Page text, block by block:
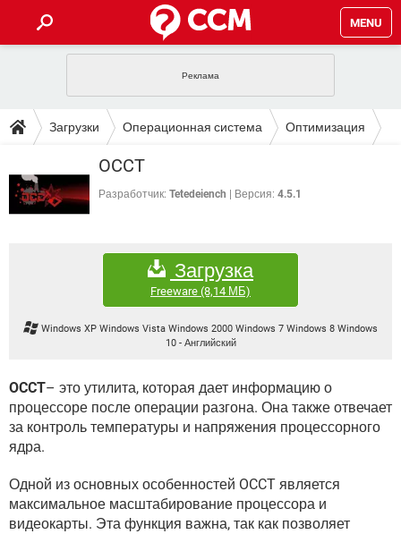
MENU
INSTAGRAM FACEBOOK
ВКОНТАКТЕ ВИДЕО
ПОЛЕЗНЫЕ СОВЕТЫ
TIKTOK TELEGRAM
WHATSAPP
FACEBOOK
GOOGLE
TIKTOK TELEGRAM
ИГРЫ
ВКОНТАКТЕ
ФОРУМ
INSTAGRAM
ИГРЫ
WINDOWS 10 ВКОНТАКТЕ
YANDEX
ЭНЦИКЛОПЕДИЯ
TELEGRAM
ИГРЫ
ВИДЕО GOOGLE
YANDEX
Загрузки Операционная система Оптимизация
OCCT
Разработчик: Tetedeiench Версия: 4.5.1
Загрузка
Freeware (8,14 МБ)
Windows XP Windows Vista Windows 2000 Windows 7 Windows 8 Windows
10 - Английский
OCCT– это утилита, которая дает информацию о
процессоре после операции разгона. Она также отвечает
за контроль температуры и напряжения процессорного
ядра.
Одной из основных особенностей OCCT является
максимальное масштабирование процессора и
видеокарты. Эта функция важна, так как позволяет